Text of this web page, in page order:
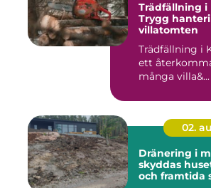
Trädfällning i
Trygg
villatomten
Trädfällning i
ett
många villa&...
02.
Dränering i
skyddas
och framtida